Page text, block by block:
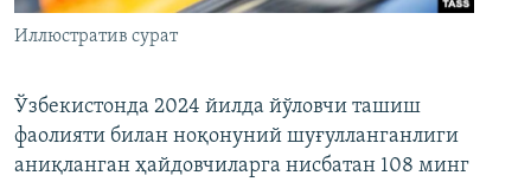
Иллюстратив сурат
Ўзбекистонда 2024 йилда йўловчи ташиш
фаолияти билан ноқонуний шуғулланганлиги
аниқланган ҳайдовчиларга нисбатан 108 минг